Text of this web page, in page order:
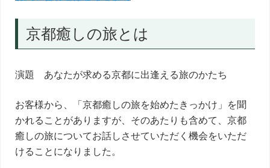
癒
の
京都癒しの旅とは
演題 あなたが求める京都に出逢える旅のかたち
お客様から、「京都癒しの旅を始めたきっかけ」を聞
かれることがありますが、そのあたりも含めて、京都
癒しの旅についてお話しさせていただく機会をいただ
けることになりました。